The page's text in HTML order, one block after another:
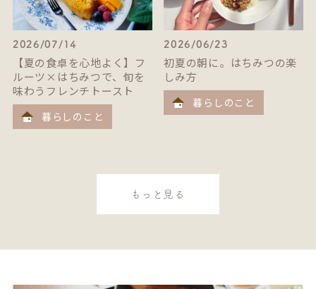
2026/07/14
【夏の食卓を心地よく】フ
ルーツ×はちみつで、旬を
味わうフレンチトースト
暮らしのこと
2026/06/23
初夏の朝に。はちみつの楽
しみ方
暮らしのこと
もっと見る